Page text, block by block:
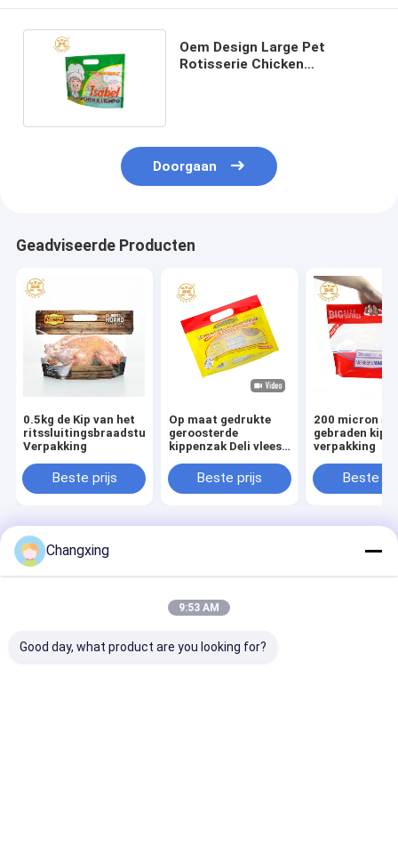
Oem Design Large Pet
Rotisserie Chicken
Doorgaan
Geadviseerde Producten
0.5kg de Kip van het
ritssluitingsbraadstuk
Verpakking
Beste prijs
Op maat gedrukte
geroosterde
kippenzak Deli vlees
functie Zipper
plastic verpakking
Beste prijs
200 micron 5
gebraden kip
verpakking
Beste
2026 Guangdong Changxing Printing Service Co., Ltd.. All Rights
Reserved.
Changxing
9:53 AM
Good day, what product are you looking for?